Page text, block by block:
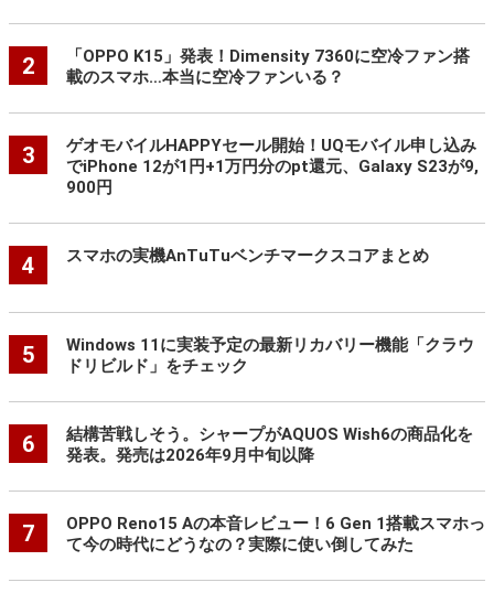
2
「OPPO K15」発表！Dimensity 7360に空冷ファン搭
載のスマホ…本当に空冷ファンいる？
3
ゲオモバイルHAPPYセール開始！UQモバイル申し込み
でiPhone 12が1円+1万円分のpt還元、Galaxy S23が9,
900円
4 スマホの実機AnTuTuベンチマークスコアまとめ
5
Windows 11に実装予定の最新リカバリー機能「クラウ
ドリビルド」をチェック
6
結構苦戦しそう。シャープがAQUOS Wish6の商品化を
発表。発売は2026年9月中旬以降
7
OPPO Reno15 Aの本音レビュー！6 Gen 1搭載スマホっ
て今の時代にどうなの？実際に使い倒してみた